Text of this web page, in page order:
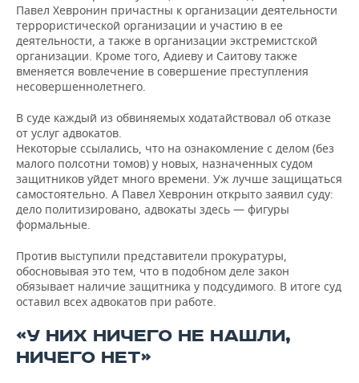
Павел Хевронин причастны к организации деятельности
террористической организации и участию в ее
деятельности, а также в организации экстремистской
организации. Кроме того, Адиеву и Саитову также
вменяется вовлечение в совершение преступления
несовершеннолетнего.
В суде каждый из обвиняемых ходатайствовал об отказе
от услуг адвокатов.
Некоторые ссылались, что на ознакомление с делом (без
малого полсотни томов) у новых, назначенных судом
защитников уйдет много времени. Уж лучше защищаться
самостоятельно. А Павел Хевронин открыто заявил суду:
дело политизировано, адвокаты здесь — фигуры
формальные.
Против выступили представители прокуратуры,
обосновывая это тем, что в подобном деле закон
обязывает наличие защитника у подсудимого. В итоге суд
оставил всех адвокатов при работе.
«У НИХ НИЧЕГО НЕ НАШЛИ,
НИЧЕГО НЕТ»